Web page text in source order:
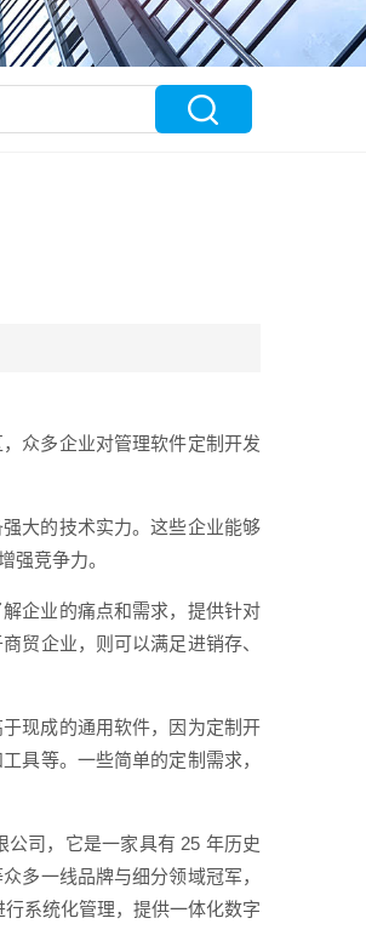
众多企业对管理软件定制开发
大的技术实力。这些企业能够
强竞争力。
企业的痛点和需求，提供针对
贸企业，则可以满足进销存、
现成的通用软件，因为定制开
具等。一些简单的定制需求，
司，它是一家具有 25 年历史
多一线品牌与细分领域冠军，
系统化管理，提供一体化数字